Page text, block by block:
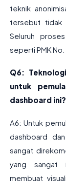
teknik
tersebut tidak
Seluruh
seperti PMK No.
Q6:
untuk
dashboard ini?
A6: Untuk
dashboard
sangat
yang sangat
membuat